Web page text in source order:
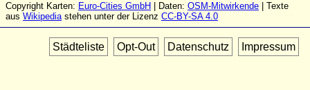
Copyright Karten: Euro-Cities GmbH | Daten: OSM-Mitwirkende | Texte
aus Wikipediastehen unter der Lizenz CC-BY-SA 4.0
Städteliste Opt-Out Datenschutz Impressum